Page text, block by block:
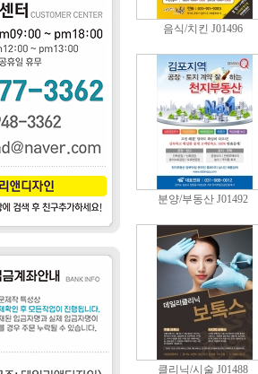
음식/치킨 J01496
분양/부동산 J01492
클리닉/시술 J01488